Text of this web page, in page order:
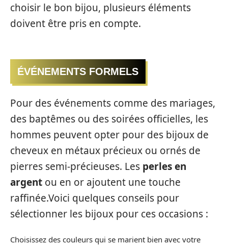
choisir le bon bijou, plusieurs éléments
doivent être pris en compte.
ÉVÉNEMENTS FORMELS
Pour des événements comme des mariages,
des baptêmes ou des soirées officielles, les
hommes peuvent opter pour des bijoux de
cheveux en métaux précieux ou ornés de
pierres semi-précieuses. Les perles en
argent ou en or ajoutent une touche
raffinée.Voici quelques conseils pour
sélectionner les bijoux pour ces occasions :
Choisissez des couleurs qui se marient bien avec votre